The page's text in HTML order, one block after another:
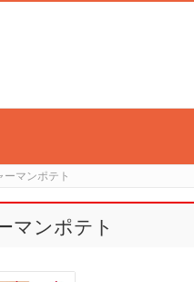
ーマンポテト
マンポテト